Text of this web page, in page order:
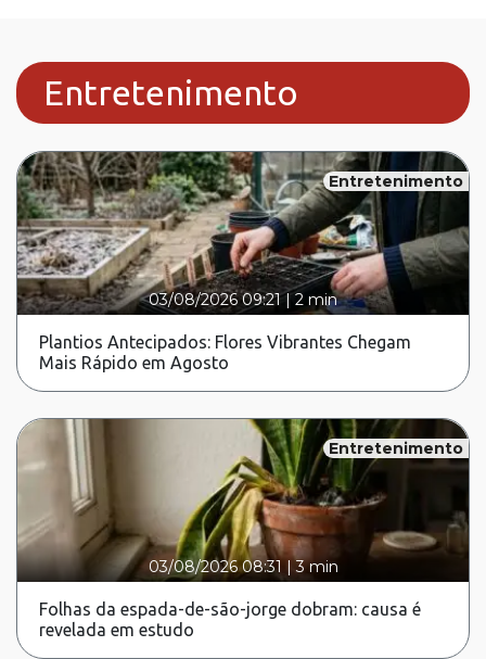
Entretenimento
Entretenimento
03/08/2026 09:21|2 min
Plantios Antecipados: Flores Vibrantes Chegam
Mais Rápido em Agosto
Entretenimento
03/08/2026 08:31 |3 min
Folhas da espada-de-são-jorge dobram: causa é
revelada em estudo